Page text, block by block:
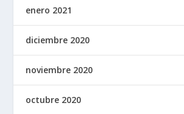
enero 2021
diciembre 2020
noviembre 2020
octubre 2020